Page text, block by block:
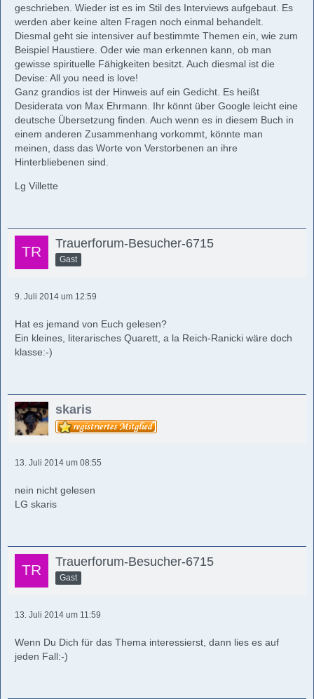
geschrieben. Wieder ist es im Stil des Interviews aufgebaut. Es
werden aber keine alten Fragen noch einmal behandelt.
Diesmal geht sie intensiver auf bestimmte Themen ein, wie zum
Beispiel Haustiere. Oder wie man erkennen kann, ob man
gewisse spirituelle Fähigkeiten besitzt. Auch diesmal ist die
Devise: All you need is love!
Ganz grandios ist der Hinweis auf ein Gedicht. Es heißt
Desiderata von Max Ehrmann. Ihr könnt über Google leicht eine
deutsche Übersetzung finden. Auch wenn es in diesem Buch in
einem anderen Zusammenhang vorkommt, könnte man
meinen, dass das Worte von Verstorbenen an ihre
Hinterbliebenen sind.
Lg Villette
Trauerforum-Besucher-6715
Gast
9. Juli 2014 um 12:59
Hat es jemand von Euch gelesen?
Ein kleines, literarisches Quarett, a la Reich-Ranicki wäre doch
klasse:-)
skaris
13. Juli 2014 um 08:55
nein nicht gelesen
LG skaris
Trauerforum-Besucher-6715
Gast
13. Juli 2014 um 11:59
Wenn Du Dich für das Thema interessierst, dann lies es auf
jeden Fall:-)